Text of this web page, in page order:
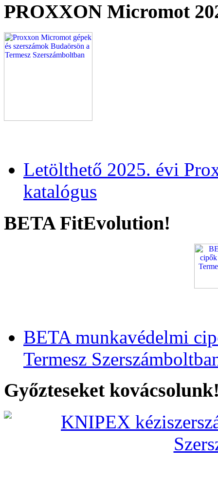
PROXXON Micromot
Letölthető 2025. évi
katalógus
BETA FitEvolution!
BETA munkavédelmi
Termesz
Győzteseket